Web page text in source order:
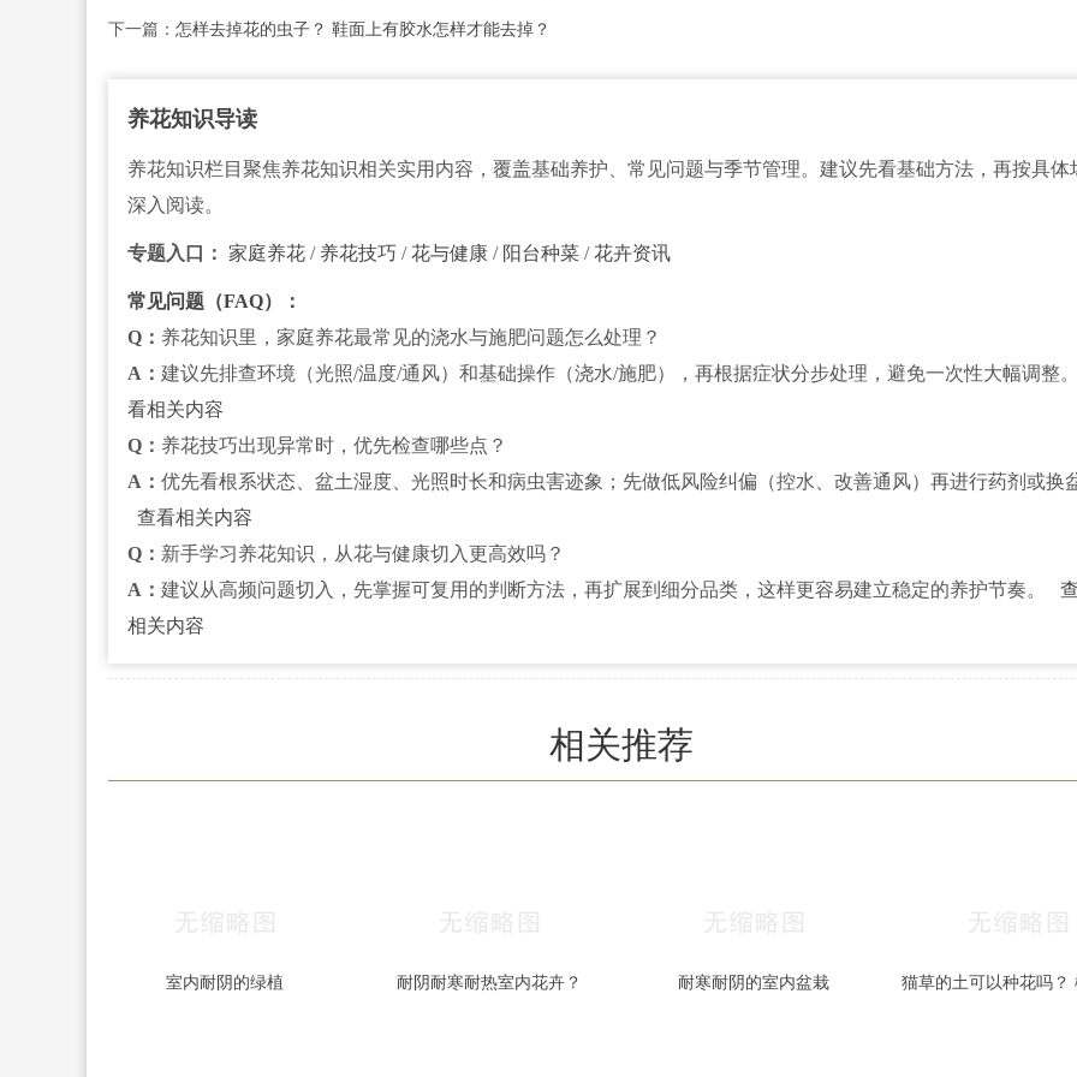
下一篇： 怎样去掉花的虫子？ 鞋面上有胶水怎样才能去掉？
养花知识导读
养花知识栏目聚焦养花知识相关实用内容，覆盖基础养护、常见问题与季节管理。建议先看基础方法，再按具体
深入阅读。
专题入口： 家庭养花/ 养花技巧 /花与健康/ 阳台种菜/花卉资讯
常见问题（FAQ）：
Q： 养花知识里，家庭养花最常见的浇水与施肥问题怎么处理？
A： 建议先排查环境（光照/温度/通风）和基础操作（浇水/施肥），再根据症状分步处理，避免一次性大幅调整。
看相关内容
Q： 养花技巧出现异常时，优先检查哪些点？
A： 优先看根系状态、盆土湿度、光照时长和病虫害迹象；先做低风险纠偏（控水、改善通风）再进行药剂或换
查看相关内容
Q： 新手学习养花知识，从花与健康切入更高效吗？
A： 建议从高频问题切入，先掌握可复用的判断方法，再扩展到细分品类，这样更容易建立稳定的养护节奏。
相关内容
相关推荐
室内耐阴的绿植 耐阴耐寒耐热室内花卉？ 耐寒耐阴的室内盆栽